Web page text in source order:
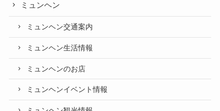
ミュンヘン
ミュンヘン交通案内
ミュンヘン生活情報
ミュンヘンのお店
ミュンヘンイベント情報